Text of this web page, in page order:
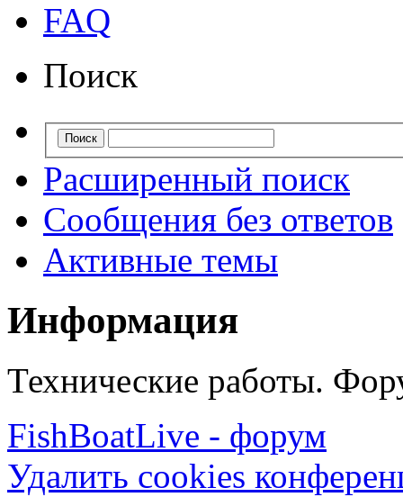
FAQ
Поиск
Расширенный поиск
Сообщения без ответов
Активные темы
Информация
Технические работы.
FishBoatLive - форум
Удалить cookies